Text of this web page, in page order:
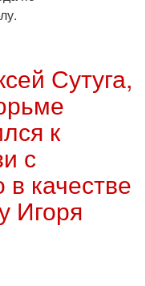
Сутуга,
к
с
качестве
Игоря